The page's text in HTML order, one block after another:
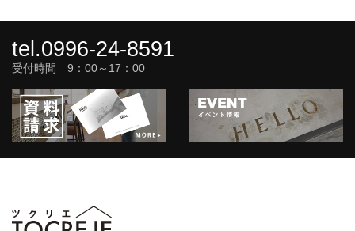
tel.0996-24-8591
受付時間 9：00～17：00